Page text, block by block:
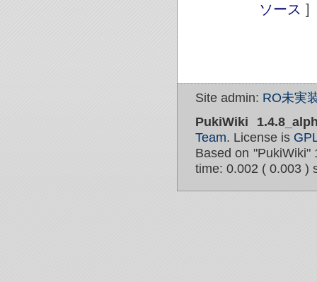
ソース ]
Site admin: RO未実
PukiWiki
Team. License is
Based on "PukiWiki"
time: 0.002 ( 0.003 )